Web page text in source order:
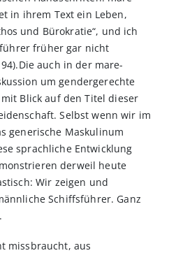
in ihrem Text ein Leben,
und Bürokratie“, und ich
früher gar nicht
auch in der mare-
um gendergerechte
Blick auf den Titel dieser
Selbst wenn wir im
generische Maskulinum
sprachliche Entwicklung
derweil heute
Wir zeigen und
Schiffsführer. Ganz
missbraucht, aus